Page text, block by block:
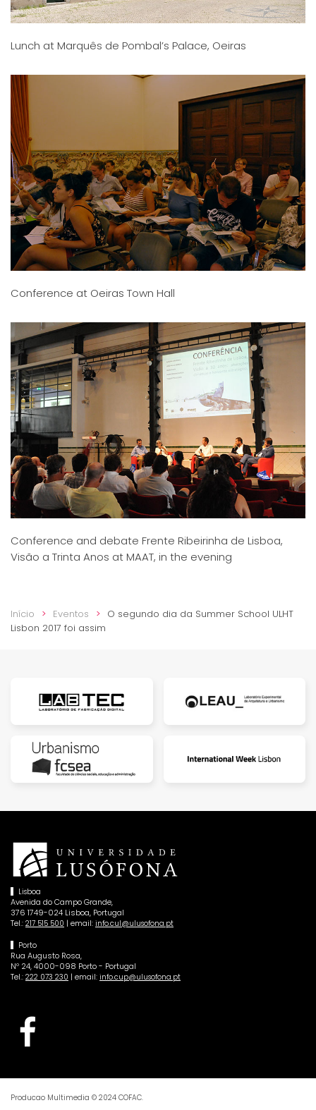
Lunch at Marquês de Pombal’s Palace, Oeiras
Conference at Oeiras Town Hall
Conference and debate Frente Ribeirinha de Lisboa,
Visão a Trinta Anos at MAAT, in the evening
Início Eventos
O segundo dia da Summer School ULHT
Lisbon 2017 foi assim
Lisboa
Avenida do Campo Grande,
376 1749-024 Lisboa, Portugal
Tel.: 217 515 500 | email: info.cul@ulusofona.pt
Porto
Rua Augusto Rosa,
Nº 24, 4000-098 Porto - Portugal
Tel.: 222 073 230 | email: info.cup@ulusofona.pt
Producao Multimedia © 2024 COFAC.